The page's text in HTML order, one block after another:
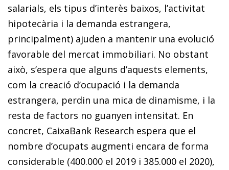
salarials, els tipus d’interès baixos, l’activitat
hipotecària i la demanda estrangera,
principalment) ajuden a mantenir una evolució
favorable del mercat immobiliari. No obstant
això, s’espera que alguns d’aquests elements,
com la creació d’ocupació i la demanda
estrangera, perdin una mica de dinamisme, i la
resta de factors no guanyen intensitat. En
concret, CaixaBank Research espera que el
nombre d’ocupats augmenti encara de forma
considerable (400.000 el 2019 i 385.000 el 2020),